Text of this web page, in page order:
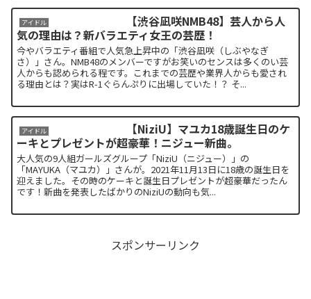
アイドル
【渋谷凪咲NMB48】芸人から人
気の理由は？新バラエティ女王の芸歴！
今やバラエティ番組で人気急上昇中の「渋谷凪咲（しぶやなぎ
さ）」さん。NMB48のメンバーですがお笑いのセンスは多くのい芸
人からも認められる程です。これまでの芸歴や業界人からも愛され
る理由とは？実はR-1ぐらんぷりに出場していた！？ そ...
アイドル
【NiziU】マユカ18歳誕生日のケ
ーキとプレゼントが超豪華！ニジュー新曲。
大人気の9人組ガールズグループ「NiziU（ニジュー）」の
「MAYUKA（マユカ）」さんが。2021年11月13日に18歳の誕生日を
迎えました。その時のケーキと誕生日プレゼントが超豪華だったん
です！新曲を発表したばかりのNiziUの動向も気...
スポンサーリンク